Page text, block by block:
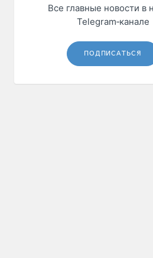
Все главные новости в
Telegram‑канале
ПОДПИСАТЬСЯ